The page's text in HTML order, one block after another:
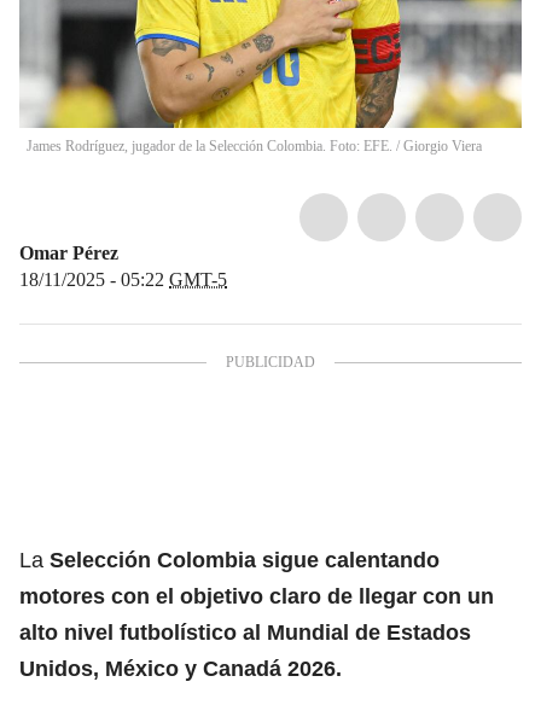
James Rodríguez, jugador de la Selección Colombia. Foto: EFE. / Giorgio Viera
Omar Pérez
18/11/2025 - 05:22 GMT-5
La Selección Colombia sigue calentando
motores con el objetivo claro de llegar con un
alto nivel futbolístico al Mundial de Estados
Unidos, México y Canadá 2026.